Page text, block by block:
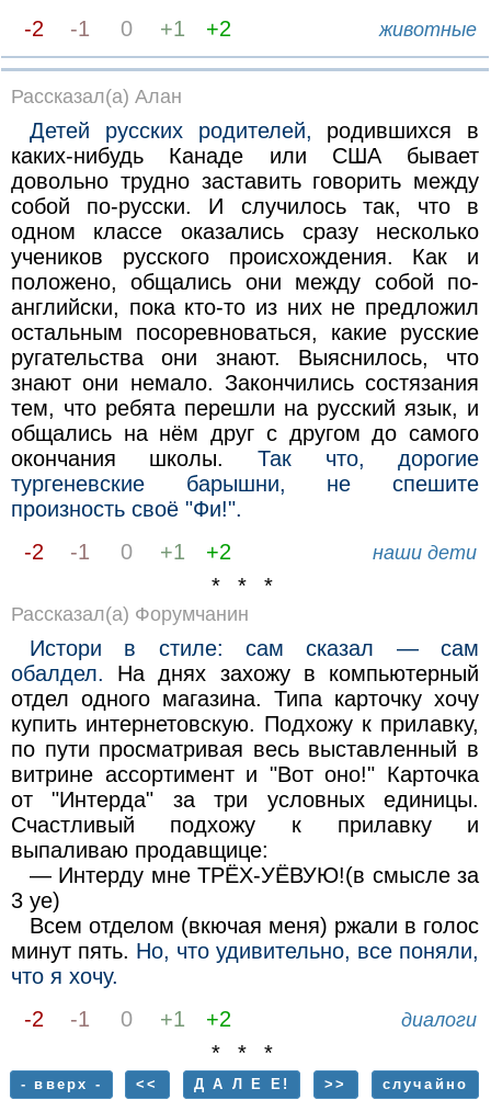
-2
-1 0 +1 +2 животные
Рассказал(а) Алан
Детей русских родителей, родившихся в
каких-нибудь Канаде или США бывает
довольно трудно заставить говорить между
собой по-русски. И случилось так, что в
одном классе оказались сразу несколько
учеников русского происхождения. Как и
положено, общались они между собой по-
английски, пока кто-то из них не предложил
остальным посоревноваться, какие русские
ругательства они знают. Выяснилось, что
знают они немало. Закончились состязания
тем, что ребята перешли на русский язык, и
общались на нём друг с другом до самого
окончания школы. Так что, дорогие
тургеневские барышни, не спешите
произность своё "Фи!".
-2
-1 0 +1 +2 наши дети
* * *
Рассказал(а) Форумчанин
Истори в стиле: сам сказал — сам
обалдел. На днях захожу в компьютерный
отдел одного магазина. Типа карточку хочу
купить интернетовскую. Подхожу к прилавку,
по пути просматривая весь выставленный в
витрине ассортимент и "Вот оно!" Карточка
от "Интерда" за три условных единицы.
Счастливый подхожу к прилавку и
выпаливаю продавщице:
— Интерду мне ТРЁХ-УЁВУЮ!(в смысле за
3 уе)
Всем отделом (вкючая меня) ржали в голос
минут пять. Но, что удивительно, все поняли,
что я хочу.
-2
-1 0 +1 +2 диалоги
* * *
- вверх - << Д А Л Е Е! >> случайно